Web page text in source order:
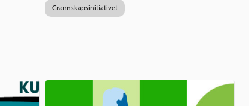
Grannskapsinitiativet